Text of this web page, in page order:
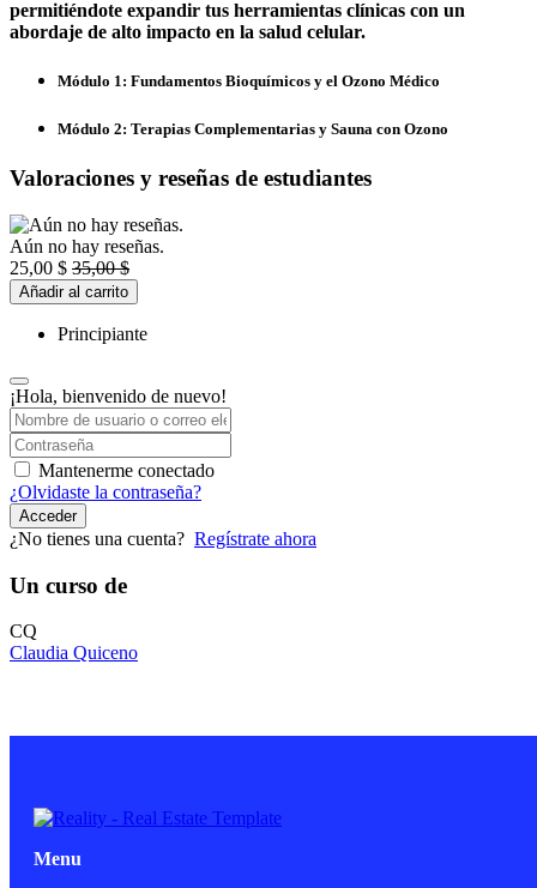
permitiéndote expandir tus herramientas clínicas con un
abordaje de alto impacto en la salud celular.
Módulo 1: Fundamentos Bioquímicos y el Ozono Médico
Módulo 2: Terapias Complementarias y Sauna con Ozono
Valoraciones y reseñas de estudiantes
Aún no hay reseñas.
25,00 $ 35,00$
Añadir al carrito
Principiante
¡Hola, bienvenido de nuevo!
Mantenerme conectado
¿Olvidaste la contraseña?
Acceder
¿No tienes una cuenta? Regístrate ahora
Un curso de
CQ
Claudia Quiceno
Menu